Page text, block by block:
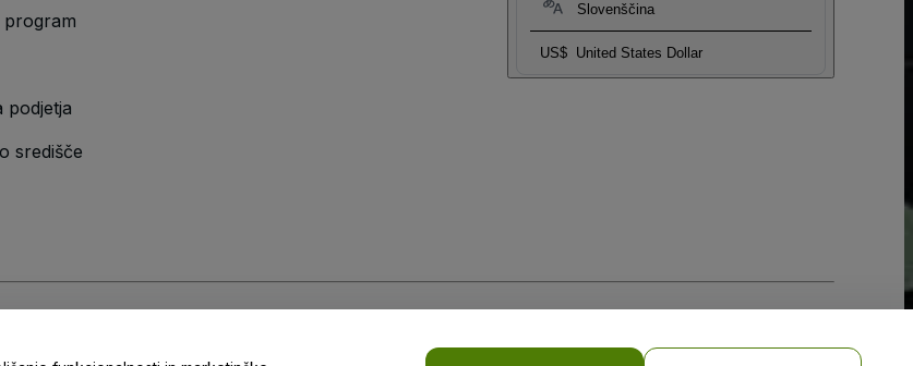
Slovenščina
US$ United States Dollar
program
podjetja
središče
Pravilnik o zasebnosti za mobilne naprave